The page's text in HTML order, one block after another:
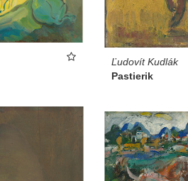
Ľudovít Kudlák
Pastierik